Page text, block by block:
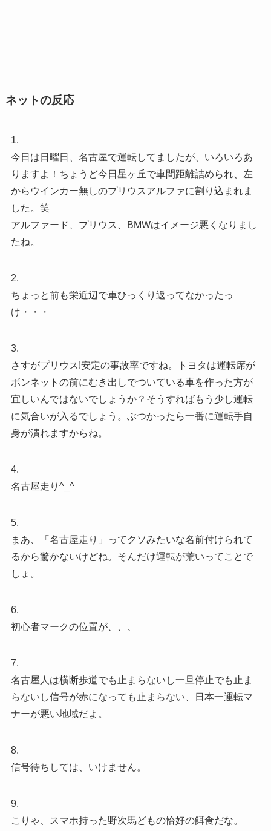
ネットの反応
1.
今日は日曜日、名古屋で運転してましたが、いろいろあ
りますよ！ちょうど今日星ヶ丘で車間距離詰められ、左
からウインカー無しのプリウスアルファに割り込まれま
した。笑
アルファード、プリウス、BMWはイメージ悪くなりまし
たね。
2.
ちょっと前も栄近辺で車ひっくり返ってなかったっ
け・・・
3.
さすがプリウス!安定の事故率ですね。トヨタは運転席が
ボンネットの前にむき出しでついている車を作った方が
宜しいんではないでしょうか？そうすればもう少し運転
に気合いが入るでしょう。ぶつかったら一番に運転手自
身が潰れますからね。
4.
名古屋走り^_^
5.
まあ、「名古屋走り」ってクソみたいな名前付けられて
るから驚かないけどね。そんだけ運転が荒いってことで
しょ。
6.
初心者マークの位置が、、、
7.
名古屋人は横断歩道でも止まらないし一旦停止でも止ま
らないし信号が赤になっても止まらない、日本一運転マ
ナーが悪い地域だよ。
8.
信号待ちしては、いけません。
9.
こりゃ、スマホ持った野次馬どもの恰好の餌食だな。